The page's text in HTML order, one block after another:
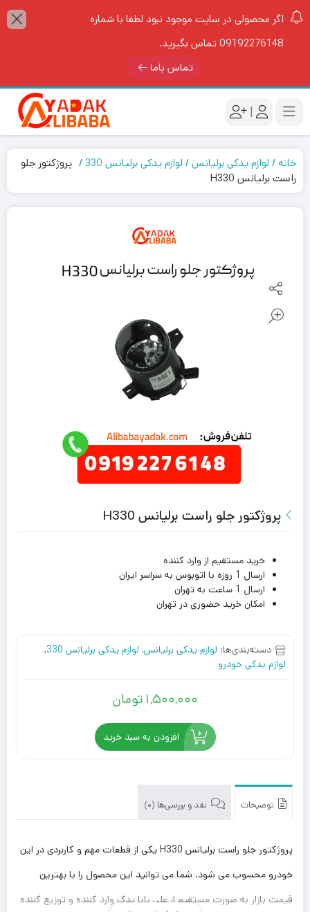
اگر محصولی در سایت موجود نبود لطفا با شماره
09192276148 تماس بگیرید.
تماس باما
|
خانه لوازم یدکی برلیانس لوازم یدکی برلیانس 330
پروژکتور جلو
راست برلیانس H330
پروژکتور جلو راست برلیانس H330
خرید مستقیم از وارد کننده
ارسال 1 روزه با اتوبوس به سراسر ایران
ارسال 1 ساعت به تهران
امکان خرید حضوری در تهران
دسته‌بندی‌ها: لوازم یدکی برلیانس, لوازم یدکی برلیانس 330
,
لوازم یدکی خودرو
1,500,000تومان
افزودن به سبد خرید
توضیحات نقد و بررسی‌ها (0)
پروژکتور جلو راست برلیانس H330 یکی از قطعات مهم و کاربردی در این
خودرو محسوب می شود. شما می توانید این محصول را با بهترین
قیمت بازار به صورت مستقیم از علی بابا یدک وارد کننده و توزیع کننده